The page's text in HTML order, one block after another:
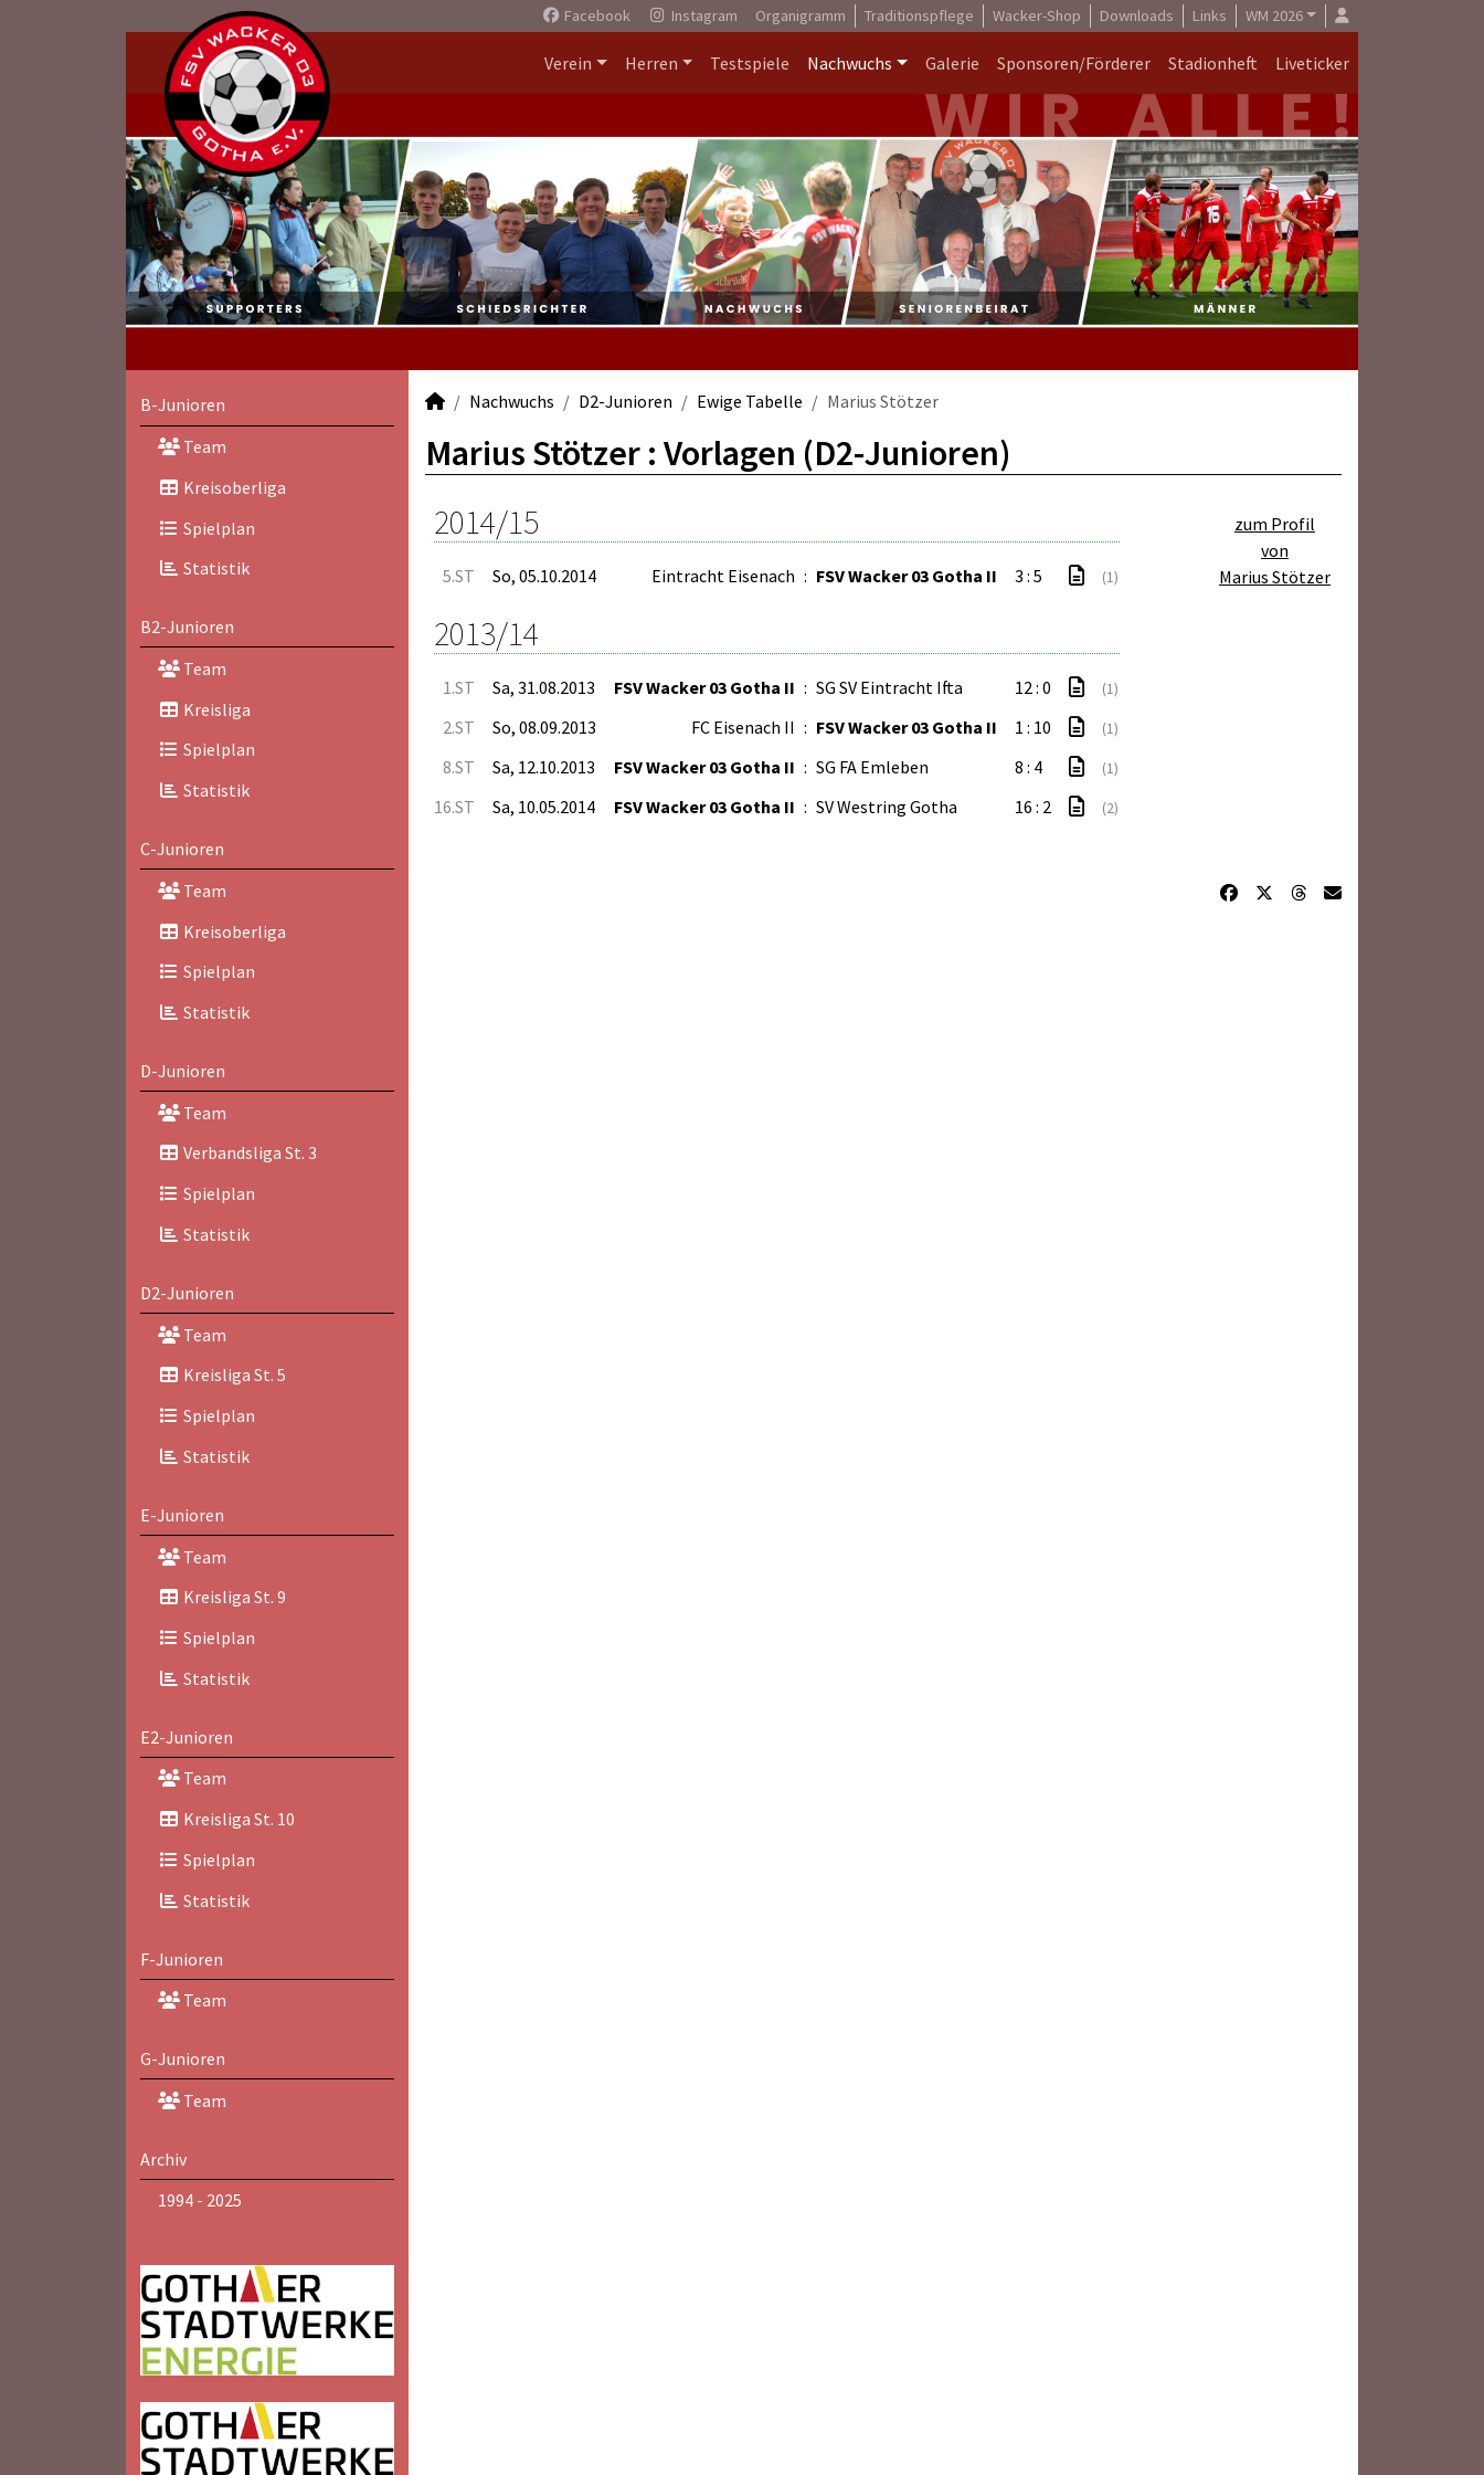
Facebook Instagram Organigramm Traditionspflege Wacker-Shop Downloads Links WM 2026
Verein Herren Testspiele Nachwuchs Galerie Sponsoren/Förderer Stadionheft Liveticker
B-Junioren
Team
Kreisoberliga
Spielplan
Statistik
B2-Junioren
Team
Kreisliga
Spielplan
Statistik
C-Junioren
Team
Kreisoberliga
Spielplan
Statistik
D-Junioren
Team
Verbandsliga St. 3
Spielplan
Statistik
D2-Junioren
Team
Kreisliga St. 5
Spielplan
Statistik
E-Junioren
Team
Kreisliga St. 9
Spielplan
Statistik
E2-Junioren
Team
Kreisliga St. 10
Spielplan
Statistik
F-Junioren
Team
G-Junioren
Team
Archiv
1994 - 2025
Nachwuchs D2-Junioren Ewige Tabelle Marius Stötzer
Marius Stötzer : Vorlagen (D2-Junioren)
zum Profil
von
Marius Stötzer
2014/15
5.ST So, 05.10.2014 Eintracht Eisenach : FSV Wacker 03 Gotha II 3 : 5 (1)
2013/14
1.ST Sa, 31.08.2013 FSV Wacker 03 Gotha II : SG SV Eintracht Ifta 12 : 0 (1)
2.ST So, 08.09.2013 FC Eisenach II : FSV Wacker 03 Gotha II 1 : 10 (1)
8.ST Sa, 12.10.2013 FSV Wacker 03 Gotha II : SG FA Emleben 8 : 4 (1)
16.ST Sa, 10.05.2014 FSV Wacker 03 Gotha II : SV Westring Gotha 16 : 2 (2)